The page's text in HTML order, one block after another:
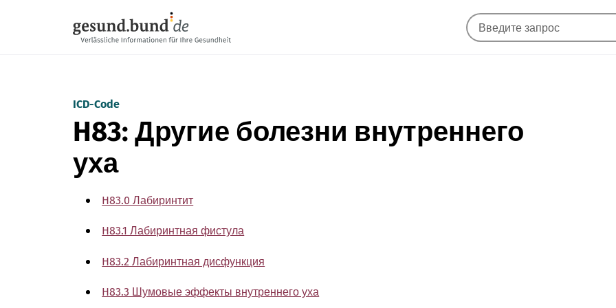
ICD-Code
H83: Другие болезни внутреннего
уха
H83.0 Лабиринтит
H83.1 Лабиринтная фистула
H83.2 Лабиринтная дисфункция
H83.3 Шумовые эффекты внутреннего уха